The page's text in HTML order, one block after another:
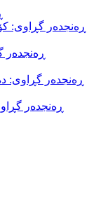
ڕەنجدەر گڕاوی:
ڕەنجدەر
ڕەنجدەر گڕاوی:
ڕەنجدەر